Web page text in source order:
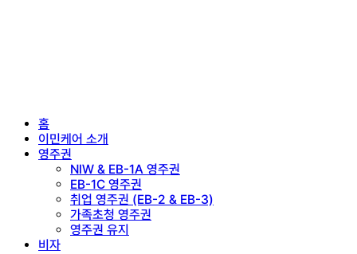
Close
Menu
홈
이민케어 소개
영주권
NIW & EB-1A 영주권
EB-1C 영주권
취업 영주권 (EB-2 & EB-3)
가족초청 영주권
영주권 유지
비자